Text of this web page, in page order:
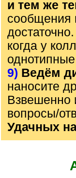
и тем же
сообщения
когда у
9) Ведём
наносите
Взвешенно
вопросы/
Удачных